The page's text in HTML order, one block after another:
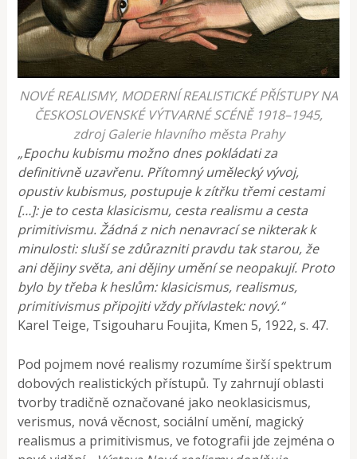
NOVÉ REALISMY, MODERNÍ REALISTICKÉ PŘÍSTUPY NA
ČESKOSLOVENSKÉ VÝTVARNÉ SCÉNĚ 1918–1945,
zdroj Galerie hlavního města Prahy
„Epochu kubismu možno dnes pokládati za
definitivně uzavřenu. Přítomný umělecký vývoj,
opustiv kubismus, postupuje k zítřku třemi cestami
[…]: je to cesta klasicismu, cesta realismu a cesta
primitivismu. Žádná z nich nenavrací se nikterak k
minulosti: sluší se zdůrazniti pravdu tak starou, že
ani dějiny světa, ani dějiny umění se neopakují. Proto
bylo by třeba k heslům: klasicismus, realismus,
primitivismus připojiti vždy přívlastek: nový.“
Karel Teige, Tsigouharu Foujita, Kmen 5, 1922, s. 47.
Pod pojmem nové realismy rozumíme širší spektrum
dobových realistických přístupů. Ty zahrnují oblasti
tvorby tradičně označované jako neoklasicismus,
verismus, nová věcnost, sociální umění, magický
realismus a primitivismus, ve fotografii jde zejména o